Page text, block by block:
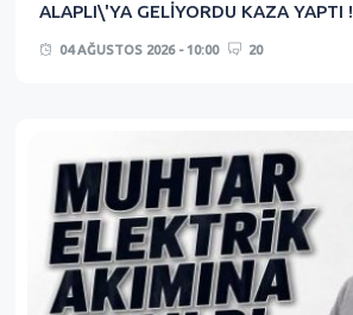
ALAPLI\'YA GELİYORDU KAZA YAPTI !
04 AĞUSTOS 2026 - 10:00 20